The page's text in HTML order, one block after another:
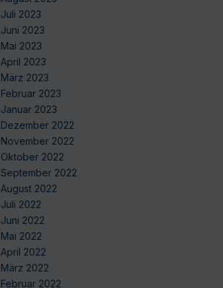
Juli 2023
Juni 2023
Mai 2023
April 2023
März 2023
Februar 2023
Januar 2023
Dezember 2022
November 2022
Oktober 2022
September 2022
August 2022
Juli 2022
Juni 2022
Mai 2022
April 2022
März 2022
Februar 2022